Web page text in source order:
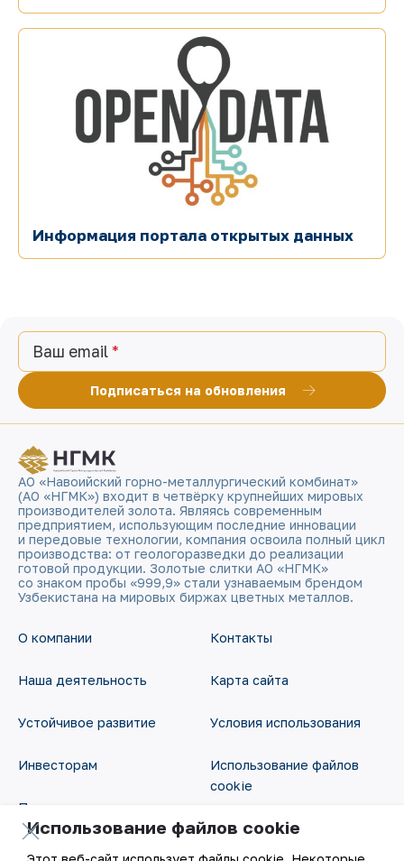
Информация портала открытых данных
Ваш email
Подписаться на обновления
АО «Навоийский горно-металлургический комбинат»
(АО «НГМК») входит в четвёрку крупнейших мировых
производителей золота. Являясь современным
предприятием, использующим последние инновации
и передовые технологии, компания освоила полный цикл
производства: от геологоразведки до реализации
готовой продукции. Золотые слитки АО «НГМК»
со знаком пробы «999,9» стали узнаваемым брендом
Узбекистана на мировых биржах цветных металлов.
О компании
Наша деятельность
Устойчивое развитие
Инвесторам
Пресс-центр
Контакты
Карта сайта
Условия использования
Использование файлов
cookie
Открытые данные
Использование файлов cookie